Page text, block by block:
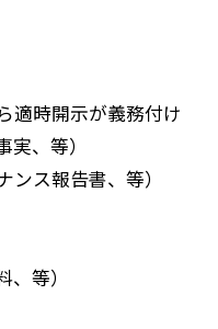
適時開示が義務付け
、等）
ス報告書、等）
等）